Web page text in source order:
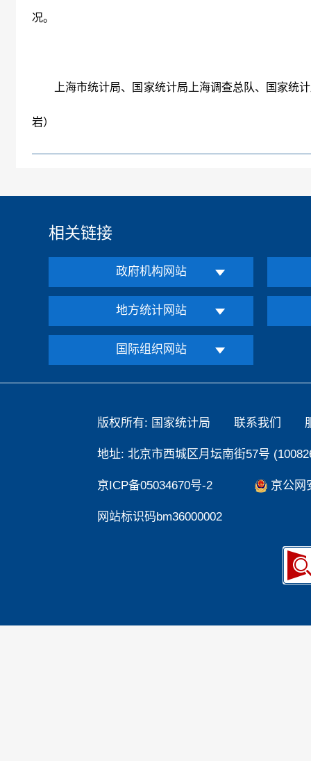
况。
上海市统计局、国家统计局上海调查总队、国家统计
岩）
相关链接
政府机构网站
地方统计网站
国际组织网站
版权所有: 国家统计局 联系我们
地址: 北京市西城区月坛南街57号
京ICP备05034670号-2 京公网
网站标识码bm36000002